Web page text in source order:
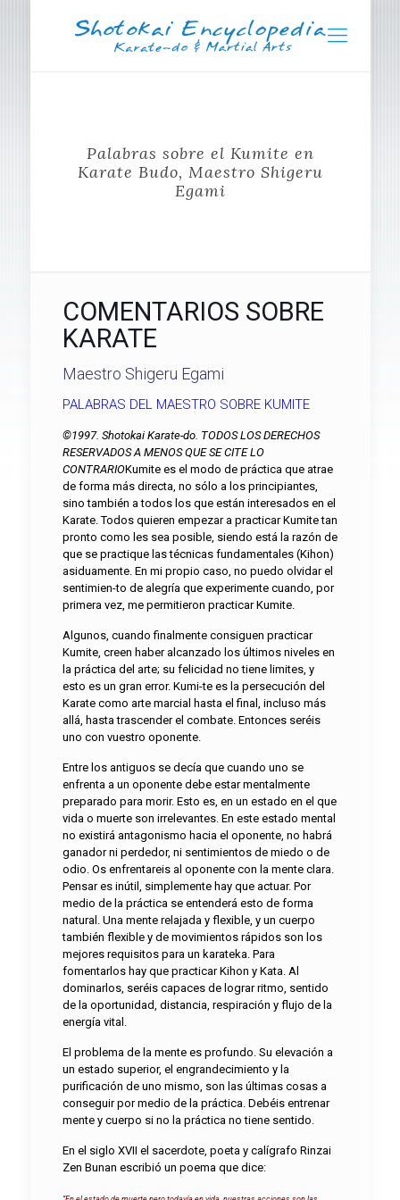
Palabras sobre el Kumite en
Karate Budo, Maestro Shigeru
Egami
COMENTARIOS SOBRE
KARATE
Maestro Shigeru Egami
PALABRAS DEL MAESTRO SOBRE KUMITE
©1997. Shotokai Karate-do. TODOS LOS DERECHOS
RESERVADOS A MENOS QUE SE CITE LO
CONTRARIOKumite es el modo de práctica que atrae
de forma más directa, no sólo a los principiantes,
sino también a todos los que están interesados en el
Karate. Todos quieren empezar a practicar Kumite tan
pronto como les sea posible, siendo está la razón de
que se practique las técnicas fundamentales (Kihon)
asiduamente. En mi propio caso, no puedo olvidar el
sentimien-to de alegría que experimente cuando, por
primera vez, me permitieron practicar Kumite.
Algunos, cuando finalmente consiguen practicar
Kumite, creen haber alcanzado los últimos niveles en
la práctica del arte; su felicidad no tiene limites, y
esto es un gran error. Kumi-te es la persecución del
Karate como arte marcial hasta el final, incluso más
allá, hasta trascender el combate. Entonces seréis
uno con vuestro oponente.
Entre los antiguos se decía que cuando uno se
enfrenta a un oponente debe estar mentalmente
preparado para morir. Esto es, en un estado en el que
vida o muerte son irrelevantes. En este estado mental
no existirá antagonismo hacia el oponente, no habrá
ganador ni perdedor, ni sentimientos de miedo o de
odio. Os enfrentareis al oponente con la mente clara.
Pensar es inútil, simplemente hay que actuar. Por
medio de la práctica se entenderá esto de forma
natural. Una mente relajada y flexible, y un cuerpo
también flexible y de movimientos rápidos son los
mejores requisitos para un karateka. Para
fomentarlos hay que practicar Kihon y Kata. Al
dominarlos, seréis capaces de lograr ritmo, sentido
de la oportunidad, distancia, respiración y flujo de la
energía vital.
El problema de la mente es profundo. Su elevación a
un estado superior, el engrandecimiento y la
purificación de uno mismo, son las últimas cosas a
conseguir por medio de la práctica. Debéis entrenar
mente y cuerpo si no la práctica no tiene sentido.
En el siglo XVII el sacerdote, poeta y calígrafo Rinzai
Zen Bunan escribió un poema que dice: